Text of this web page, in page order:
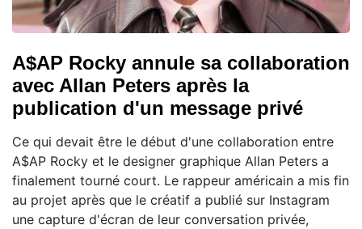
A$AP Rocky annule sa collaboration
avec Allan Peters après la
publication d'un message privé
Ce qui devait être le début d'une collaboration entre
A$AP Rocky et le designer graphique Allan Peters a
finalement tourné court. Le rappeur américain a mis fin
au projet après que le créatif a publié sur Instagram
une capture d'écran de leur conversation privée,